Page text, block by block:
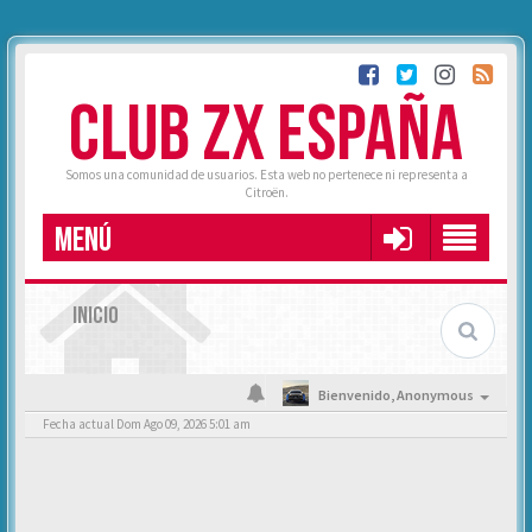
CLUB ZX ESPAÑA
Somos una comunidad de usuarios. Esta web no pertenece ni representa a
Citroën.
MENÚ
INICIO
Bienvenido,Anonymous
Fecha actual Dom Ago 09, 2026 5:01 am